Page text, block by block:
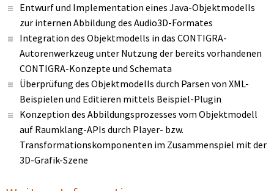
Entwurf und Implementation eines Java-Objektmodells
zur internen Abbildung des Audio3D-Formates
Integration des Objektmodells in das CONTIGRA-
Autorenwerkzeug unter Nutzung der bereits vorhandenen
CONTIGRA-Konzepte und Schemata
Überprüfung des Objektmodells durch Parsen von XML-
Beispielen und Editieren mittels Beispiel-Plugin
Konzeption des Abbildungsprozesses vom Objektmodell
auf Raumklang-APIs durch Player- bzw.
Transformationskomponenten im Zusammenspiel mit der
3D-Grafik-Szene